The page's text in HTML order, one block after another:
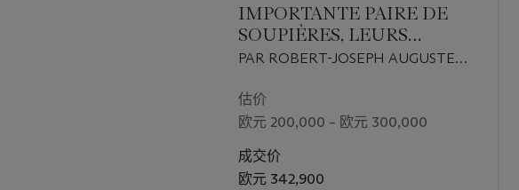
mélangées et juxtaposées avec intelligence
sculptures était disposée autour de meubles
des secrétaires de Montigny. Ce
et précieux, devait être un élément audacieux
This magnificent vase is a masterpiece of the
merciers
such as Lazare Duvaux in the
amethyst body with superbly cast and
at Sèvres Jean-Claude Chambellan Duplessis.
IMPORTANTE PAIRE DE
SOUPIÈRES, LEURS
COUVERCLES,
PRÉSENTOIRS EN
ARGENT D’ÉPOQUE
PAR ROBERT-JOSEPH AUGUSTE,
估价
欧元 200,000 – 欧元 300,000
成交价
欧元 342,900